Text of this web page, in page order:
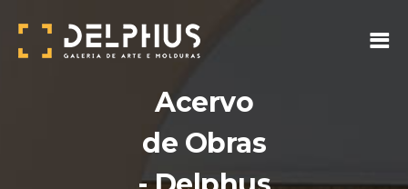
Acervo
de Obras